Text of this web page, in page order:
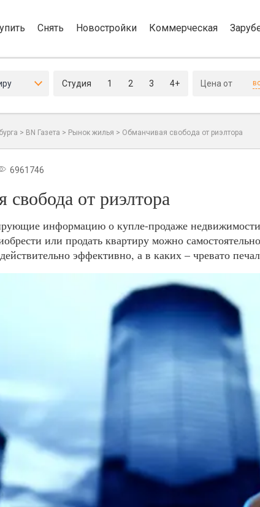
Снять Новостройки Коммерческая
Студия 1 2 3 4+
> BN Газета > Рынок жилья > Обманчивая свобода от риэлтора
6961746
свобода от риэлтора
информацию о купле-продаже
или продать квартиру можно
эффективно, а в каких – чревато